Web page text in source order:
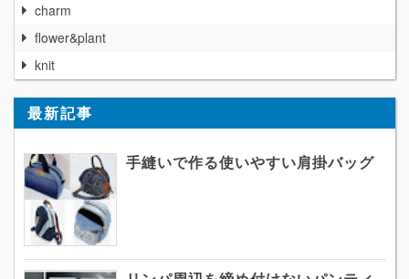
charm
flower&plant
knit
最新記事
手縫いで作る使いやすい肩掛バッグ